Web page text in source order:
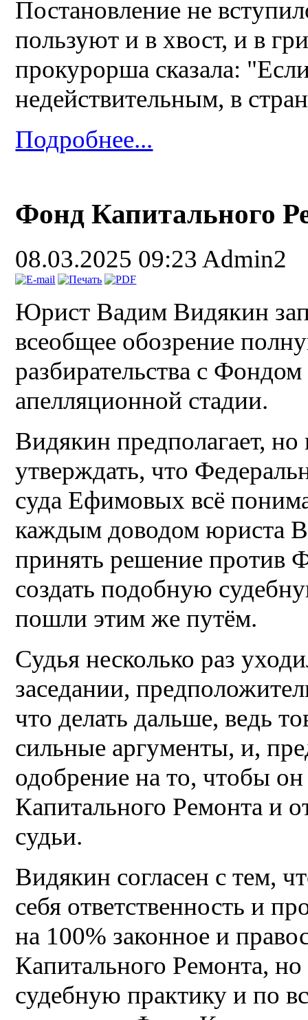
Постановление не
пользуют и в хвост, и в
прокурорша сказала:
недействительным, в
Подробнее...
Фонд Капитального
08.03.2025 09:23 Admin2
Юрист Вадим Видякин
всеобщее обозрение
разбирательства с
апелляционной стадии.
Видякин предполагает,
утверждать, что
суда Ефимовых всё
каждым доводом юриста
принять решение против
создать подобную
пошли этим же путём.
Судья несколько раз
заседании,
что делать дальше, ведь
сильные аргументы, и,
одобрение на то, чтобы
Капитального Ремонта и
судьи.
Видякин согласен с тем,
себя ответственность и
на 100% законное и
Капитального Ремонта, но
судебную практику и по